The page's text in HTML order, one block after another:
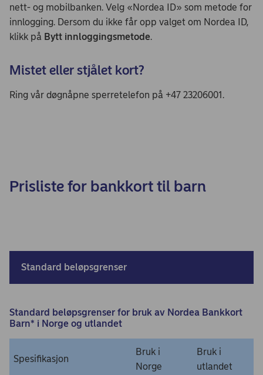
nett- og mobilbanken. Velg «Nordea ID» som metode for
innlogging. Dersom du ikke får opp valget om Nordea ID,
klikk på Bytt innloggingsmetode.
Mistet eller stjålet kort?
Ring vår døgnåpne sperretelefon på +47 23206001.
Prisliste for bankkort til barn
Standard beløpsgrenser
Standard beløpsgrenser for bruk av Nordea Bankkort
Barn* i Norge og utlandet
Spesifikasjon
Bruk i
Norge
Bruk i
utlandet